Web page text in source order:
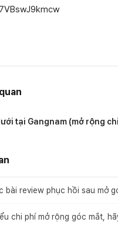
tại Gangnam (mở rộng
bài review phục hồi sau mở
chi phí mở rộng góc mắt,